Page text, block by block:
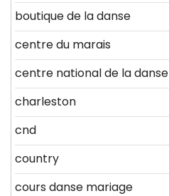
boutique de la danse
centre du marais
centre national de la danse
charleston
cnd
country
cours danse mariage